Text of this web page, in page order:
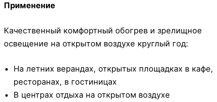
Применение
Качественный комфортный обогрев и зрелищное
освещение на открытом воздухе круглый год:
На летних верандах, открытых площадках в кафе,
ресторанах, в гостиницах
В центрах отдыха на открытом воздухе